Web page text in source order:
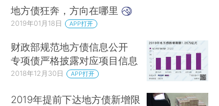
地方债狂奔，方向在哪里
2019年01月18日 APP打开
财政部规范地方债信息公开
专项债严格披露对应项目信息
2018年12月30日 APP打开
2019年提前下达地方债新增限